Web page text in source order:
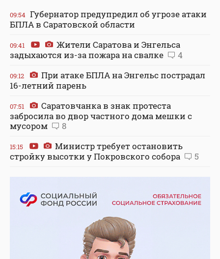
09:54 Губернатор предупредил об угрозе атаки
БПЛА в Саратовской области
09:41
Жители Саратова и Энгельса
задыхаются из-за пожара на свалке
4
09:12
При атаке БПЛА на Энгельс пострадал
16-летний парень
07:51
Саратовчанка в знак протеста
забросила во двор частного дома мешки с
мусором
8
15:15
Министр требует остановить
стройку высотки у Покровского собора
5